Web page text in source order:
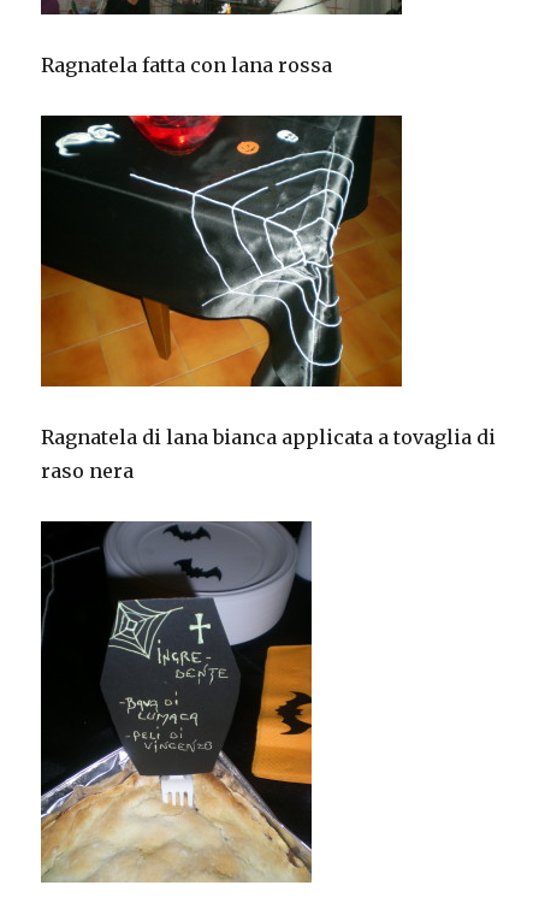
Ragnatela fatta con lana rossa
Ragnatela di lana bianca applicata a tovaglia di
raso nera